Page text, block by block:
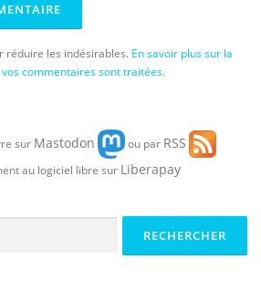
réduire les indésirables. En savoir plus sur la
commentaires sont traitées.
sur Mastodon ou par RSS
au logiciel libre sur Liberapay